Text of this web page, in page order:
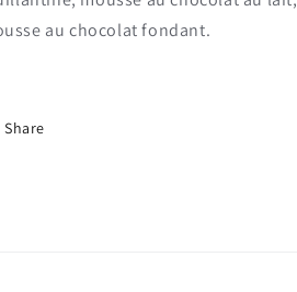
au chocolat fondant.
Share